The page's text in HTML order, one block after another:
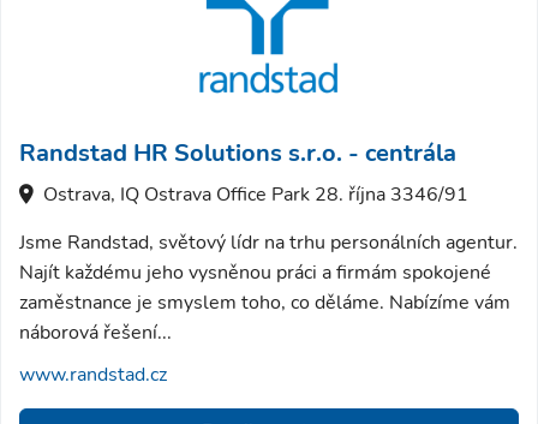
Randstad HR Solutions s.r.o. - centrála
Ostrava, IQ Ostrava Office Park 28. října 3346/91
Jsme Randstad, světový lídr na trhu personálních agentur.
Najít každému jeho vysněnou práci a firmám spokojené
zaměstnance je smyslem toho, co děláme. Nabízíme vám
náborová řešení...
www.randstad.cz